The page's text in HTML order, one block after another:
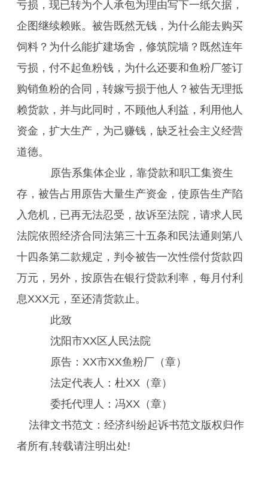
亏损，现已转为个人承包为理由写下一纸欠据，
企图继续赖账。被告既然无钱，为什么能去购买
饲料？为什么能扩建场舍，修筑院墙？既然连年
亏损，付不起鱼粉钱，为什么还要和鱼粉厂签订
购销鱼粉的合同，转嫁亏损于他人？被告无理抵
赖货款，并与此同时，不顾他人利益，利用他人
资金，扩大生产，为己赚钱，缺乏社会主义经营
道德。
原告系集体企业，靠贷款和职工集资生
存，被告占用原告大量生产资金，使原告生产陷
入危机，已再无法忍受，故诉至法院，请求人民
法院依照经济合同法第三十五条和民法通则第八
十四条第二款规定，判令被告一次性偿付货款四
万元，另外，按原告在银行贷款利率，每月付利
息XXX元，至还清货款止。
此致
沈阳市XX区人民法院
原告：XX市XX鱼粉厂（章）
法定代表人：杜XX（章）
委托代理人：冯XX（章）
法律文书范文：经济纠纷起诉书范文版权归作
者所有,转载请注明出处!